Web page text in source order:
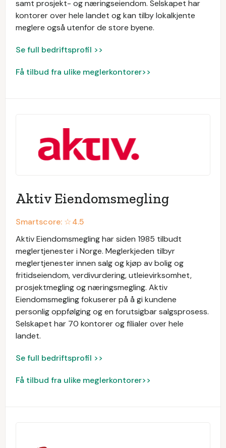
samt prosjekt- og næringseiendom. Selskapet har
kontorer over hele landet og kan tilby lokalkjente
meglere også utenfor de store byene.
Se full bedriftsprofil >>
Få tilbud fra ulike meglerkontorer>>
Aktiv Eiendomsmegling
Smartscore: ☆4.5
Aktiv Eiendomsmegling har siden 1985 tilbudt
meglertjenester i Norge. Meglerkjeden tilbyr
meglertjenester innen salg og kjøp av bolig og
fritidseiendom, verdivurdering, utleievirksomhet,
prosjektmegling og næringsmegling. Aktiv
Eiendomsmegling fokuserer på å gi kundene
personlig oppfølging og en forutsigbar salgsprosess.
Selskapet har 70 kontorer og filialer over hele
landet.
Se full bedriftsprofil >>
Få tilbud fra ulike meglerkontorer>>